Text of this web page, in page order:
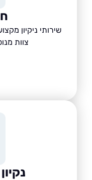
חברת
שירותי ניקיון מקצועיים
צוות מנוסה
נקיון